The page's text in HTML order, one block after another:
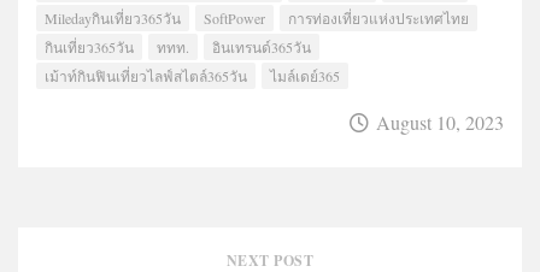
Miledayกินเที่ยว365วัน
SoftPower
การท่องเที่ยวแห่งประเทศไทย
กินเที่ยว365วัน
ททท.
อินเทรนด์365วัน
เม้าท์กินฟินเที่ยวไลฟ์สไตล์365วัน
ไมล์เดย์365
August 10, 2023
NEXT POST